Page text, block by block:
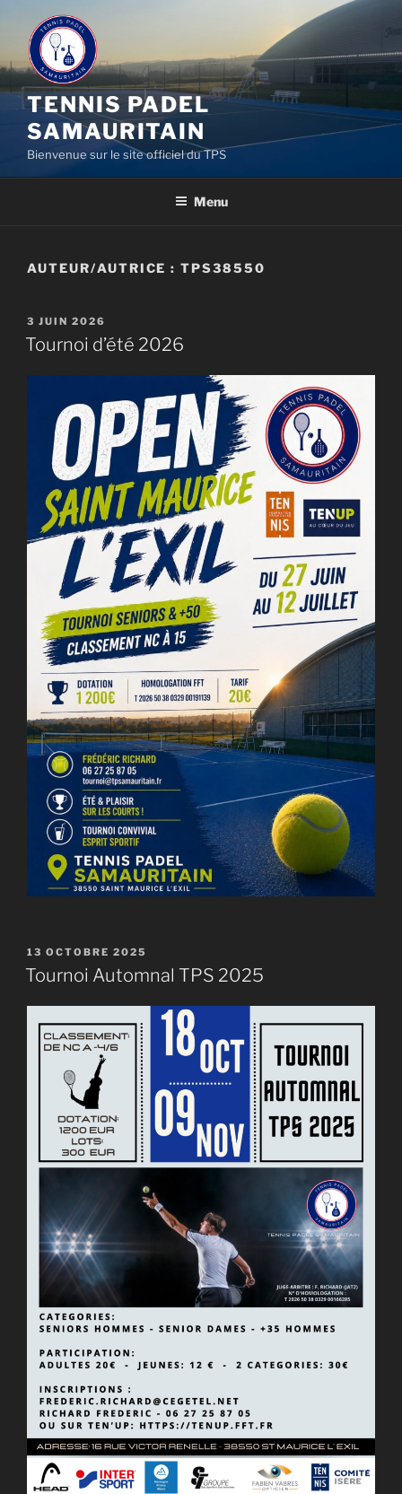
contenu
principal
TENNIS PADEL
SAMAURITAIN
Bienvenue sur le site officiel du TPS
Menu
AUTEUR/AUTRICE :TPS38550
PUBLIÉ
LE
3 JUIN 2026
Tournoi d’été 2026
PUBLIÉ
LE
13 OCTOBRE 2025
Tournoi Automnal TPS 2025